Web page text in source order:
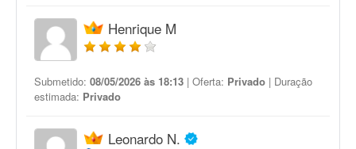
Henrique M
Submetido: 08/05/2026 às 18:13 | Oferta: Privado | Duração
estimada: Privado
Leonardo N.